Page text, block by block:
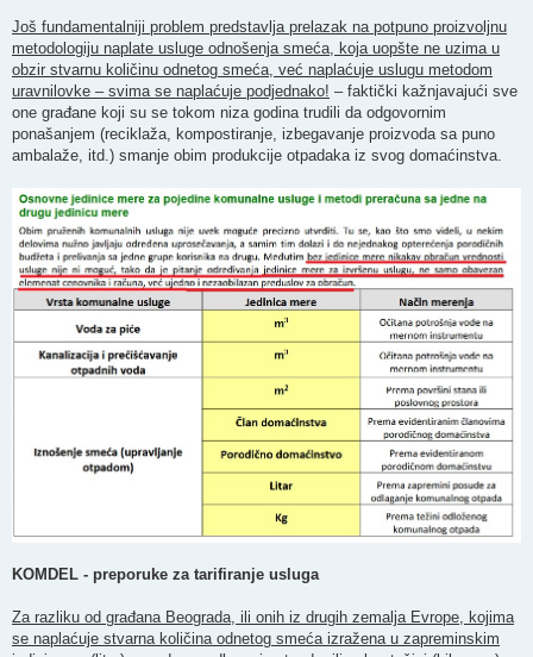
Još fundamentalniji problem predstavlja prelazak na potpuno proizvoljnu
metodologiju naplate usluge odnošenja smeća, koja uopšte ne uzima u
obzir stvarnu količinu odnetog smeća, već naplaćuje uslugu metodom
uravnilovke – svima se naplaćuje podjednako! – faktički kažnjavajući sve
one građane koji su se tokom niza godina trudili da odgovornim
ponašanjem (reciklaža, kompostiranje, izbegavanje proizvoda sa puno
ambalaže, itd.) smanje obim produkcije otpadaka iz svog domaćinstva.
KOMDEL - preporuke za tarifiranje usluga
Za razliku od građana Beograda, ili onih iz drugih zemalja Evrope, kojima
se naplaćuje stvarna količina odnetog smeća izražena u zapreminskim